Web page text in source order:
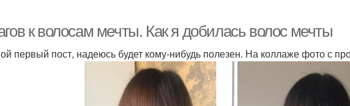
к волосам мечты. Как я добилась волос мечты
первый пост, надеюсь будет кому-нибудь полезен. На коллаже фото с